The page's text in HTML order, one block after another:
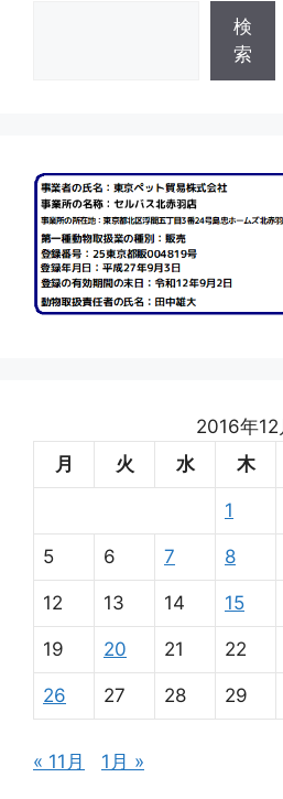
検
索
2016年12
月
火 水 木
1
5 6 7 8
12 13 14 15
19 20 21 22
26 27 28 29
« 11月 1月 »